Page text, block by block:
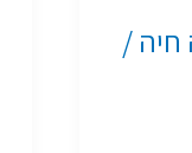
חיה /